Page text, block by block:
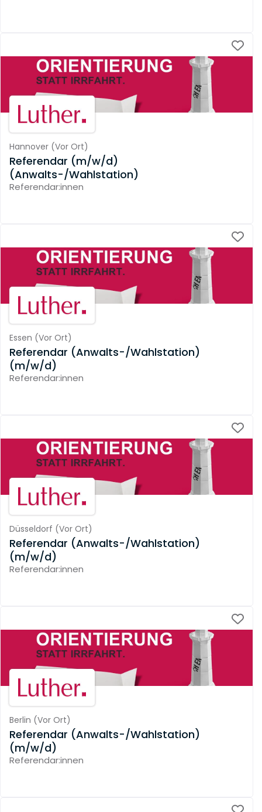
Hannover (Vor Ort)
Referendar (m/w/d)
(Anwalts-/Wahlstation)
Referendar:innen
Essen (Vor Ort)
Referendar (Anwalts-/Wahlstation)
(m/w/d)
Referendar:innen
Düsseldorf (Vor Ort)
Referendar (Anwalts-/Wahlstation)
(m/w/d)
Referendar:innen
Berlin (Vor Ort)
Referendar (Anwalts-/Wahlstation)
(m/w/d)
Referendar:innen